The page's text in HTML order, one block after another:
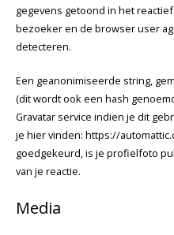
gegevens getoond in het
bezoeker en de browser user
detecteren.
Een geanonimiseerde string,
(dit wordt ook een hash
Gravatar service indien je dit
je hier vinden: https://
goedgekeurd, is je profielfoto
van je reactie.
Media